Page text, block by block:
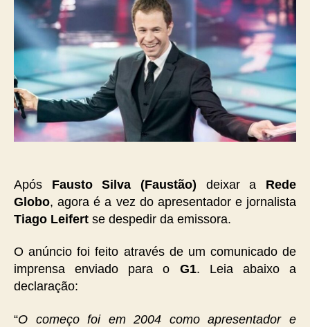
Globo
após
o
Voice
Brasil
Após Fausto Silva (Faustão) deixar a Rede
Globo, agora é a vez do apresentador e jornalista
Tiago Leifert se despedir da emissora.
O anúncio foi feito através de um comunicado de
imprensa enviado para o G1. Leia abaixo a
declaração:
“O começo foi em 2004 como apresentador e